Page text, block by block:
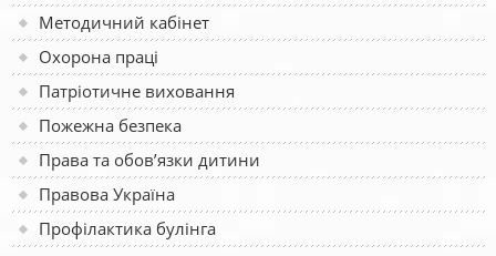
Методичний кабінет
Охорона праці
Патріотичне виховання
Пожежна безпека
Права та обов’язки дитини
Правова Україна
Профілактика булінга